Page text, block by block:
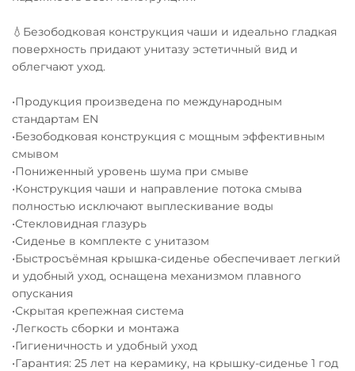
💧Безободковая конструкция чаши и идеально гладкая
поверхность придают унитазу эстетичный вид и
облегчают уход.
•Продукция произведена по международным
стандартам EN
•Безободковая конструкция с мощным эффективным
смывом
•Пониженный уровень шума при смыве
•Конструкция чаши и направление потока смыва
полностью исключают выплескивание воды
•Стекловидная глазурь
•Сиденье в комплекте с унитазом
•Быстросъёмная крышка-сиденье обеспечивает легкий
и удобный уход, оснащена механизмом плавного
опускания
•Скрытая крепежная система
•Легкость сборки и монтажа
•Гигиеничность и удобный уход
•Гарантия: 25 лет на керамику, на крышку-сиденье 1 год